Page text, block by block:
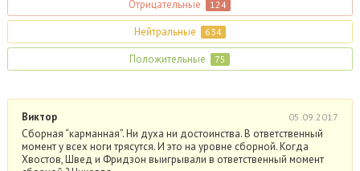
Отрицательные 124
Нейтральные 634
Положительные 75
Виктор 05.09.2017
Сборная “карманная”. Ни духа ни достоинства. В ответственный
момент у всех ноги трясутся. И это на уровне сборной. Когда
Хвостов, Швед и Фридзон выигрывали в ответственный момент